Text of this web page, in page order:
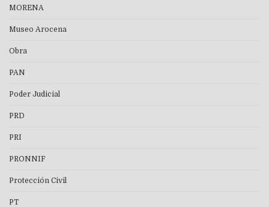
MORENA
Museo Arocena
Obra
PAN
Poder Judicial
PRD
PRI
PRONNIF
Protección Civil
PT